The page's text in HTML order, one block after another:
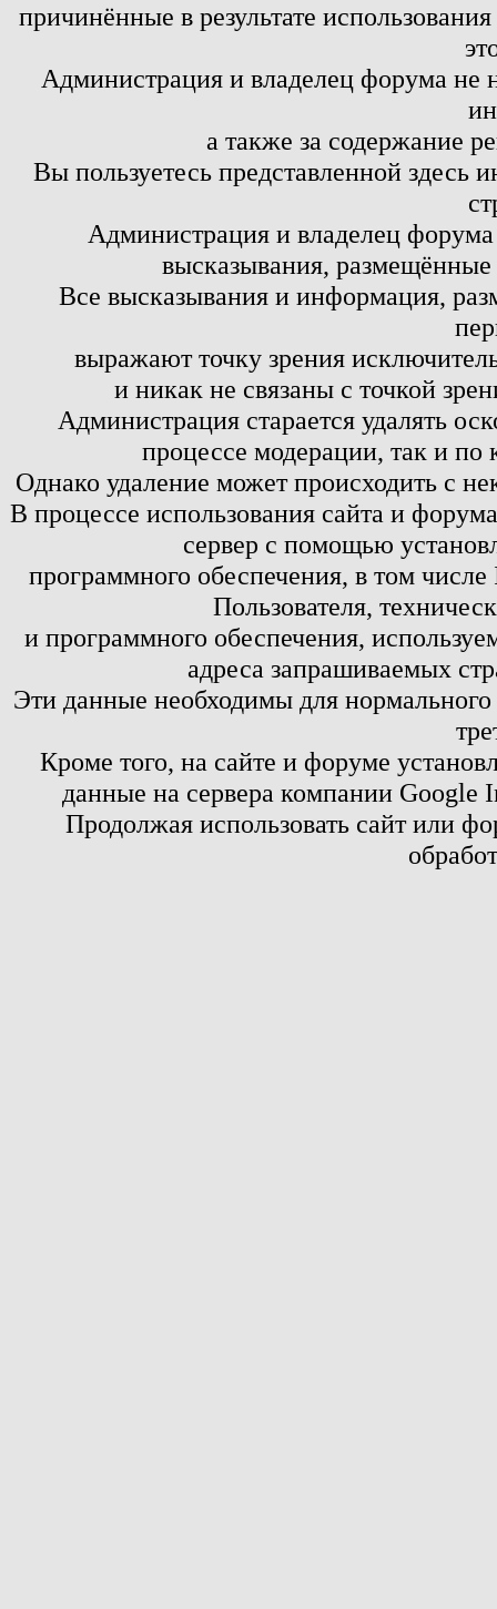
причинённые в результате
Администрация и владелец форума не
а также за содержание
Вы пользуетесь представленной здесь
Администрация и владелец
высказывания,
Все высказывания и информация,
выражают точку зрения
и никак не связаны с точкой
Администрация старается удалять
процессе модерации, так и по
Однако удаление может происходить с
В процессе использования сайта и
сервер с помощью
программного обеспечения, в том
Пользователя,
и программного обеспечения,
адреса запрашиваемых
Эти данные необходимы для
Кроме того, на сайте и форуме
данные на сервера компании
Продолжая использовать сайт или